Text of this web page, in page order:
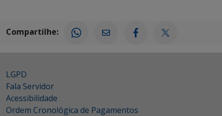
Compartilhe:
LGPD
Fala Servidor
Acessibilidade
Ordem Cronológica de Pagamentos